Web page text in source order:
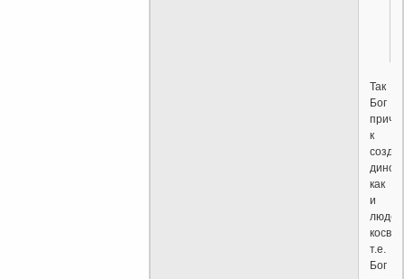
Так
Бог
к
как
и
т.е.
Бог